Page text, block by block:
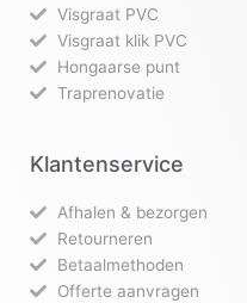
Visgraat PVC
Visgraat klik PVC
Hongaarse punt
Traprenovatie
Klantenservice
Afhalen & bezorgen
Retourneren
Betaalmethoden
Offerte aanvragen